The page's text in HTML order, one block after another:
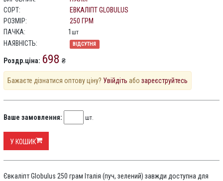
СОРТ:
ЕВКАЛІПТ GLOBULUS
РОЗМІР:
250 ГРМ
ПАЧКА:
1 шт
НАЯВНІСТЬ: ВІДСУТНЯ
Роздр.ціна: 698 ₴
Бажаєте дізнатися оптову ціну? Увійдіть або зареєструйтесь
Ваше замовлення: шт.
У КОШИК
Євкаліпт Globulus 250 грам Італія (пуч, зелений) завжди доступна для